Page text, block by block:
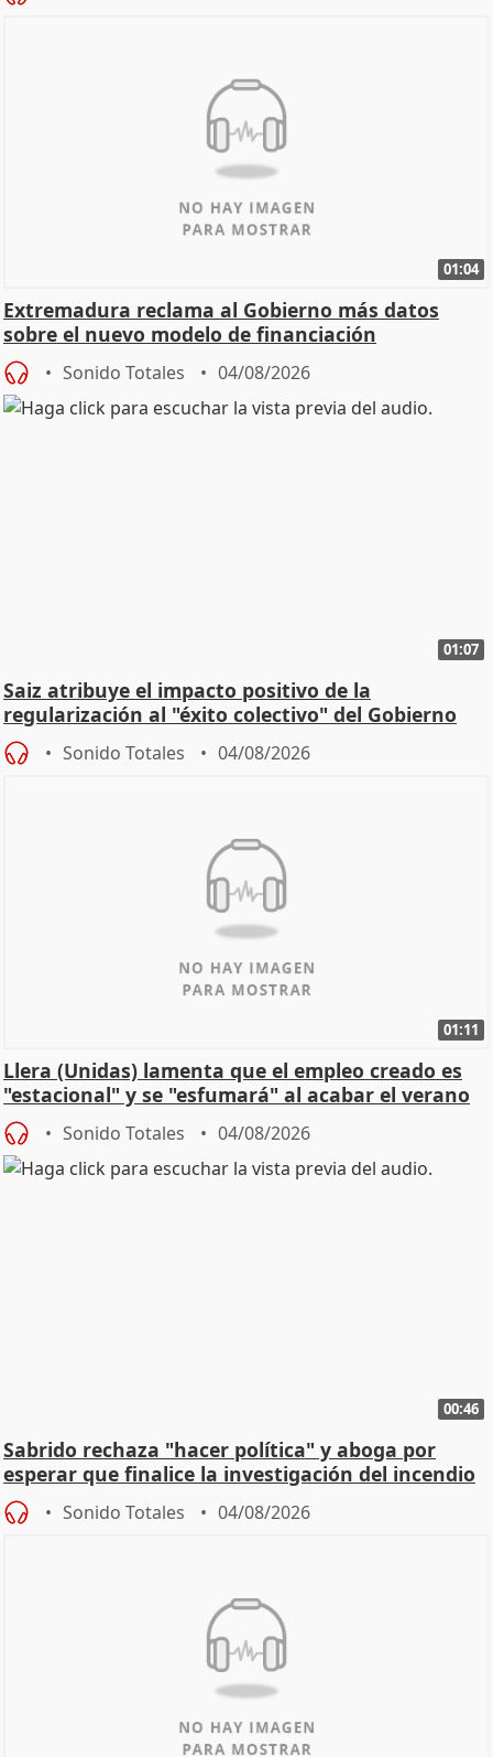
01:04
Extremadura reclama al Gobierno más datos
sobre el nuevo modelo de financiación
Sonido Totales 04/08/2026
01:07
Saiz atribuye el impacto positivo de la
regularización al "éxito colectivo" del Gobierno
Sonido Totales 04/08/2026
01:11
Llera (Unidas) lamenta que el empleo creado es
"estacional" y se "esfumará" al acabar el verano
Sonido Totales 04/08/2026
00:46
Sabrido rechaza "hacer política" y aboga por
esperar que finalice la investigación del incendio
Sonido Totales 04/08/2026